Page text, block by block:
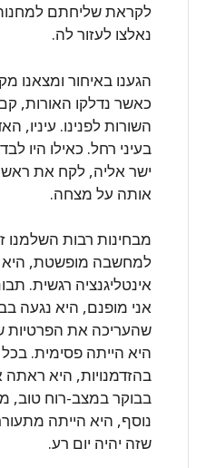
לקראת שליחתם
נאלצו לעזור לה.
הגענו באיחור ומצאנו
כאשר נדלקו האורות,
השורות לפנינו. עיניו,
בעיני רחל. כאילו היו
ישר אליה, לקח את ראשה
אותה על מצחה.
מבחינות רבות השלמנו
למחשבה מופשטת, היא
אינטליגנציה רגשית.
אני מופנם, היא נגעה
שהעריכה את הפרטיות
היא הייתה פסימית.
בהזדמנויות, היא
בבוקר במצב-רוח טוב,
נוסף, היא הייתה
שזה יהיה יום רע.